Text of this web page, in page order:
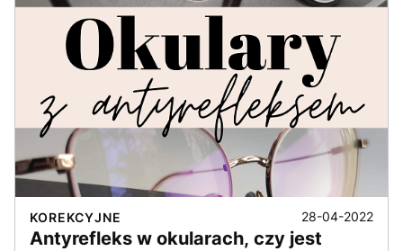
KOREKCYJNE 28-04-2022
Antyrefleks w okularach, czy jest